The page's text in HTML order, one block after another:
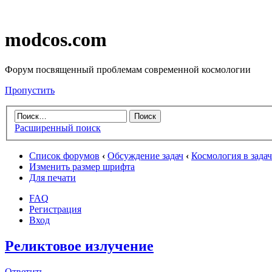
modcos.com
Форум посвященный проблемам современной космологии
Пропустить
Расширенный поиск
Список форумов ‹ Обсуждение задач ‹ Космология в
Изменить размер шрифта
Для печати
FAQ
Регистрация
Вход
Реликтовое излучение